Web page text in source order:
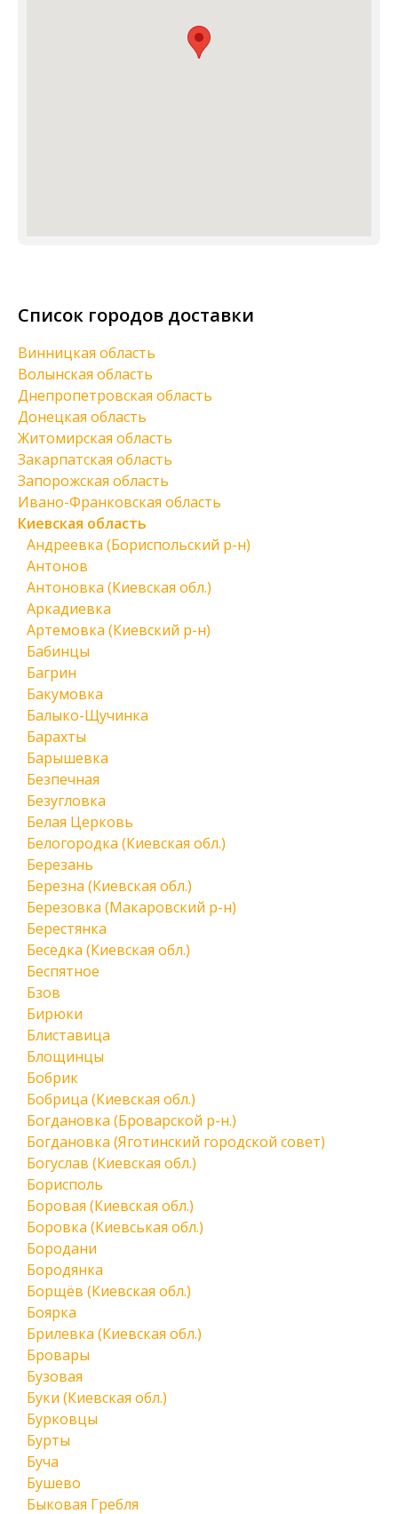
Список городов доставки
Винницкая область
Волынская область
Днепропетровская область
Донецкая область
Житомирская область
Закарпатская область
Запорожская область
Ивано-Франковская область
Киевская область
Андреевка (Бориспольский р-н)
Антонов
Антоновка (Киевская обл.)
Аркадиевка
Артемовка (Киевский р-н)
Бабинцы
Багрин
Бакумовка
Балыко-Щучинка
Барахты
Барышевка
Безпечная
Безугловка
Белая Церковь
Белогородка (Киевская обл.)
Березань
Березна (Киевская обл.)
Березовка (Макаровский р-н)
Берестянка
Беседка (Киевская обл.)
Беспятное
Бзов
Бирюки
Блиставица
Блощинцы
Бобрик
Бобрица (Киевская обл.)
Богдановка (Броварской р-н.)
Богдановка (Яготинский городской совет)
Богуслав (Киевская обл.)
Борисполь
Боровая (Киевская обл.)
Боровка (Киевськая обл.)
Бородани
Бородянка
Борщёв (Киевская обл.)
Боярка
Брилевка (Киевская обл.)
Бровары
Бузовая
Буки (Киевская обл.)
Бурковцы
Бурты
Буча
Бушево
Быковая Гребля